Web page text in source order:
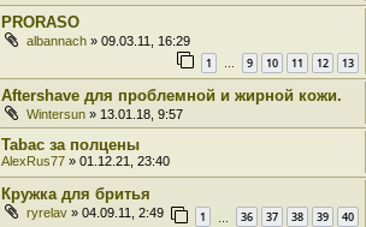
PRORASO
albannach » 09.03.11, 16:29
1 … 9 10 11 12 13
Aftershave для проблемной и жирной кожи.
Wintersun » 13.01.18, 9:57
Tabac за полцены
AlexRus77 » 01.12.21, 23:40
Кружка для бритья
ryrelav » 04.09.11, 2:49 1 36 37 38 39 40